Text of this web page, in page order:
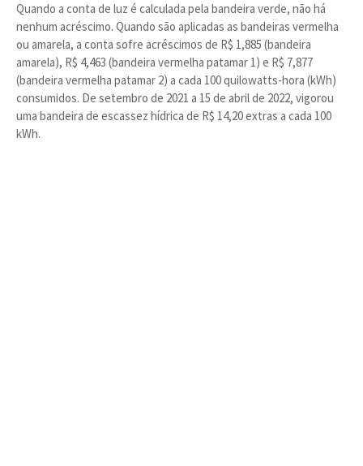
Quando a conta de luz é calculada pela bandeira verde, não há
nenhum acréscimo. Quando são aplicadas as bandeiras vermelha
ou amarela, a conta sofre acréscimos de R$ 1,885 (bandeira
amarela), R$ 4,463 (bandeira vermelha patamar 1) e R$ 7,877
(bandeira vermelha patamar 2) a cada 100 quilowatts-hora (kWh)
consumidos. De setembro de 2021 a 15 de abril de 2022, vigorou
uma bandeira de escassez hídrica de R$ 14,20 extras a cada 100
kWh.